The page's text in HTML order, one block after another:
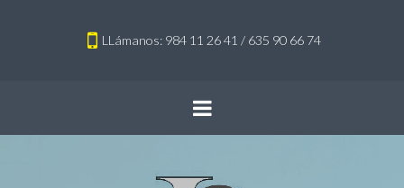
LLámanos: 984 11 26 41 / 635 90 66 74